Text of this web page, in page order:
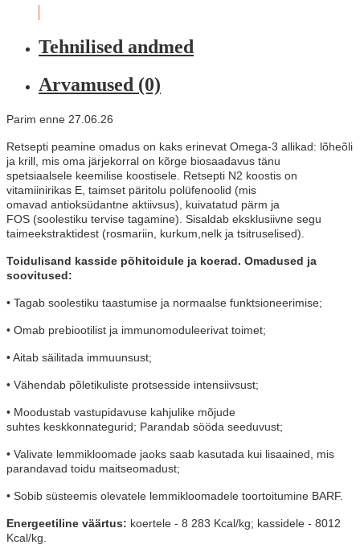
Tehnilised andmed
Arvamused (0)
Parim enne 27.06.26
Retsepti peamine omadus on kaks erinevat Omega-3 allikad: lõheõli
ja krill, mis oma järjekorral on kõrge biosaadavus tänu
spetsiaalsele keemilise koostisele. Retsepti N2 koostis on
vitamiinirikas E, taimset päritolu polüfenoolid (mis
omavad antioksüdantne aktiivsus), kuivatatud pärm ja
FOS (soolestiku tervise tagamine). Sisaldab eksklusiivne segu
taimeekstraktidest (rosmariin, kurkum, nelk ja tsitruselised).
Toidulisand kasside põhitoidule ja koerad. Omadused ja
soovitused:
• Tagab soolestiku taastumise ja normaalse funktsioneerimise;
• Omab prebiootilist ja immunomoduleerivat toimet;
• Aitab säilitada immuunsust;
• Vähendab põletikuliste protsesside intensiivsust;
• Moodustab vastupidavuse kahjulike mõjude
suhtes keskkonnategurid; Parandab sööda seeduvust;
• Valivate lemmikloomade jaoks saab kasutada kui lisaained, mis
parandavad toidu maitseomadust;
• Sobib süsteemis olevatele lemmikloomadele toortoitumine BARF.
Energeetiline väärtus: koertele - 8 283 Kcal/kg; kassidele - 8012
Kcal/kg.